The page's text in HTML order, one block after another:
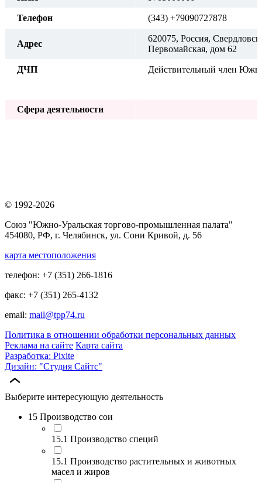
Телефон (343) +79090727878
Адрес
620075, Россия,
Первомайская, дом 62
ДЧП Действительный член
Сфера деятельности
© 1992-2026
Союз "Южно-Уральская торгово-промышленная палата"
454080, РФ, г. Челябинск, ул. Сони Кривой, д. 56
карта местоположения
телефон: +7 (351) 266-1816
факс: +7 (351) 265-4132
email: mail@tpp74.ru
Политика в отношении обработки персональных данных
Реклама на сайте Карта сайта
Разработка: Pixite
Дизайн: "Студия Сайтс"
Выберите интересующую деятельность
15 Производство сои
15.1 Производство специй
15.1 Производство растительных и животных
масел и жиров